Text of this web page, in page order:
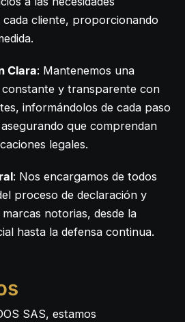
cada cliente, proporcionando
Clara: Mantenemos una
y transparente con
informándolos de cada paso
que comprendan
legales.
: Nos encargamos de todos
proceso de declaración y
notorias, desde la
hasta la defensa continua.
SAS, estamos